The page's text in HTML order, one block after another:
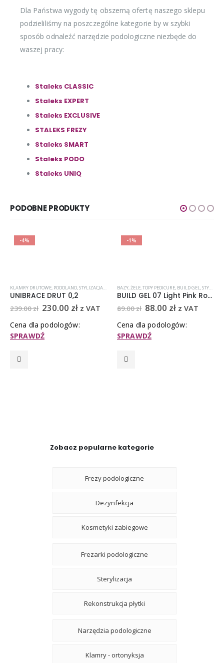
Dla Państwa wygody tę obszerną ofertę naszego sklepu
podzieliliśmy na poszczególne kategorie by w szybki
sposób odnaleźć narzędzie podologiczne niezbęde do
waszej pracy:
Staleks CLASSIC
Staleks EXPERT
Staleks EXCLUSIVE
STALEKS FREZY
Staleks SMART
Staleks PODO
Staleks UNIQ
PODOBNE PRODUKTY
,UNGUISAN
-4%
KLAMRY DRUTOWE, PODOLAND,STYLIZACJA PAZNOKCI
UNIBRACE DRUT 0,2
239.00zł 230.00 zł z VAT
Cena dla podologów:
SPRAWDŹ
-1%
BAZY, ŻELE, TOPY PEDICURE, BUILD GEL,STYLIZACJA PAZNOKCI
BUILD GEL 07 Light Pink Rose, Żel budujący
89.00zł 88.00 zł z VAT
Cena dla podologów:
SPRAWDŹ
Zobacz popularne kategorie
Frezy podologiczne
Dezynfekcja
Kosmetyki zabiegowe
Frezarki podologiczne
Sterylizacja
Rekonstrukcja płytki
Narzędzia podologiczne
Klamry - ortonyksja